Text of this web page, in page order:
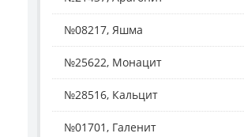
№08217, Яшма
№25622, Монацит
№28516, Кальцит
№01701, Галенит